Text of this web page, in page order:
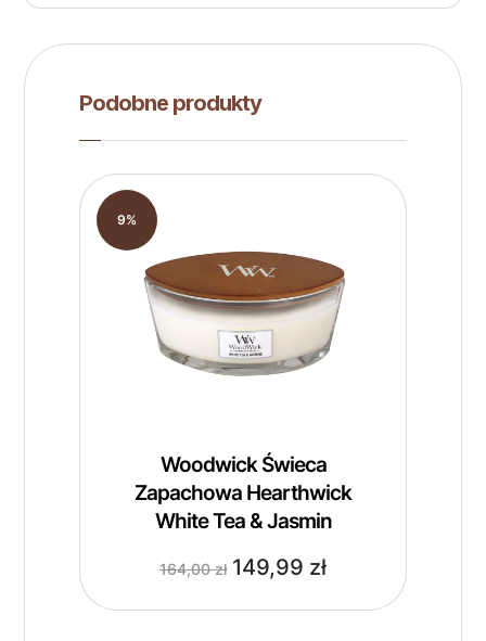
Podobne produkty
Woodwick Świeca
Zapachowa Hearthwick
White Tea & Jasmin
164,00zł 149,99 zł
9%